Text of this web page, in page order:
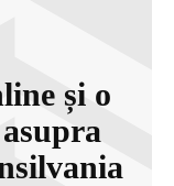
și o